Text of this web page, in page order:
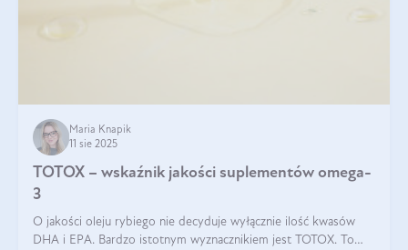
Maria Knapik
11 sie 2025
TOTOX – wskaźnik jakości suplementów omega-
3
O jakości oleju rybiego nie decyduje wyłącznie ilość kwasów
DHA i EPA. Bardzo istotnym wyznacznikiem jest TOTOX. To